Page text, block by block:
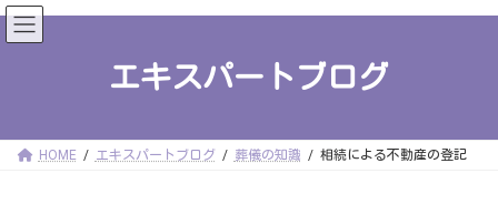
コ
ン
テ
ナ
ビ
ゲ
エキスパートブログ
HOME エキスパートブログ 葬儀の知識 相続による不動産の登記